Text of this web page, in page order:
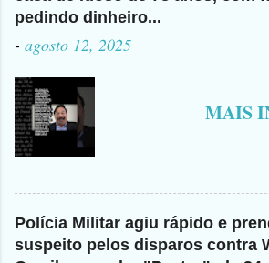
pedindo dinheiro...
- agosto 12, 2025
MAIS
Polícia Militar agiu rápido e
suspeito pelos disparos contra